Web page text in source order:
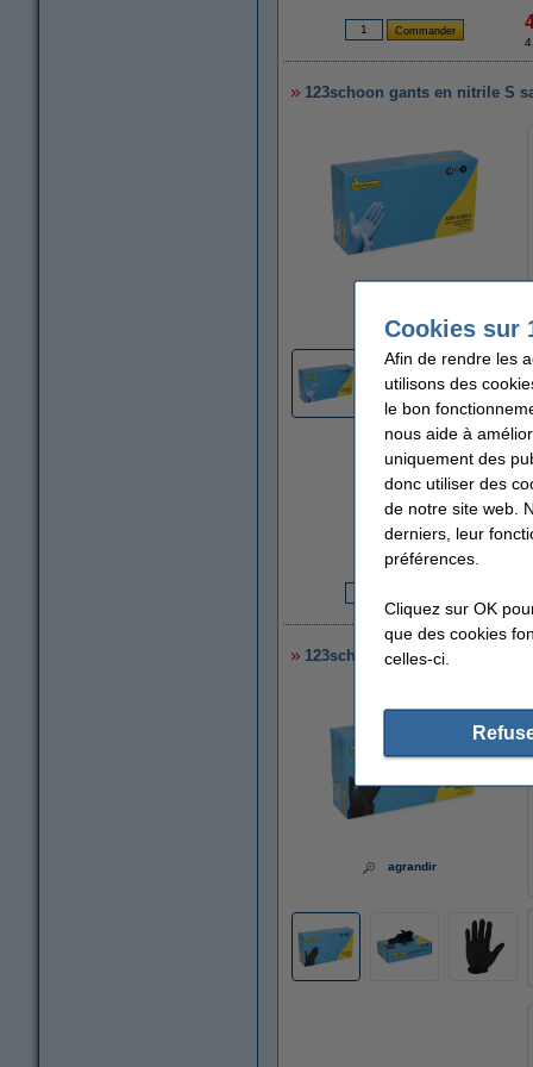
123schoon gants en nitrile S
123schoon gants en nitrile XL
agrandir
Cookies sur
Afin de rendre les
utilisons des
le bon
nous aide à
uniquement des
donc utiliser des
de notre site web.
derniers, leur
préférences.
Cliquez sur OK
que des cookies
celles-ci.